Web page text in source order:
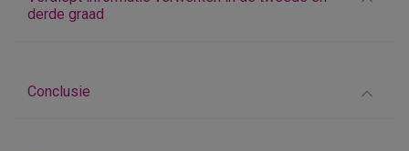
derde graad
Conclusie